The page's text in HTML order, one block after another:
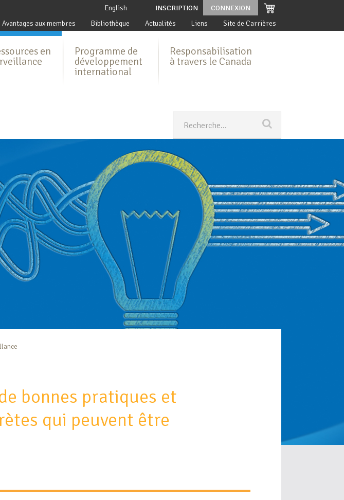
CONNEXION
INSCRIPTION
English
Avantages aux membres Bibliothèque Actualités Liens Site de Carrières
en
Programme de
développement
international
Responsabilisation
à travers le Canada
bonnes pratiques et
qui peuvent être